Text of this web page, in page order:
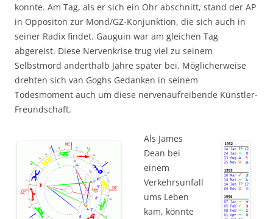
konnte. Am Tag, als er sich ein Ohr abschnitt, stand der AP
in Oppositon zur Mond/GZ-Konjunktion, die sich auch in
seiner Radix findet. Gauguin war am gleichen Tag
abgereist. Diese Nervenkrise trug viel zu seinem
Selbstmord anderthalb Jahre später bei. Möglicherweise
drehten sich van Goghs Gedanken in seinem
Todesmoment auch um diese nervenaufreibende Künstler-
Freundschaft.
Als James
Dean bei
einem
Verkehrsunfall
ums Leben
kam, könnte